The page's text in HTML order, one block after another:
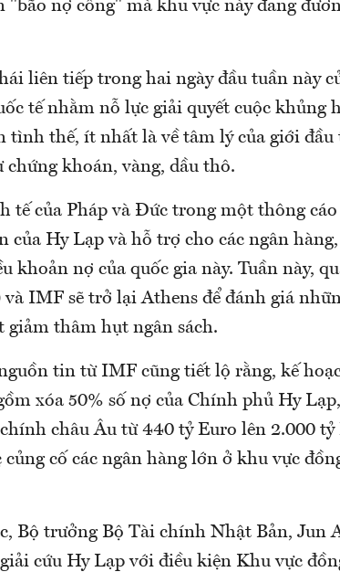
nợ công" mà khu vực này đang
liên tiếp trong hai ngày đầu tuần này
tế nhằm nỗ lực giải quyết cuộc khủng
tình thế, ít nhất là về tâm lý của giới đầu
khoán, vàng, dầu thô.
tế của Pháp và Đức trong một thông
của Hy Lạp và hỗ trợ cho các ngân
khoản nợ của quốc gia này. Tuần này,
IMF sẽ trở lại Athens để đánh giá
giảm thâm hụt ngân sách.
tin từ IMF cũng tiết lộ rằng, kế
xóa 50% số nợ của Chính phủ Hy
châu Âu từ 440 tỷ Euro lên 2.000 tỷ
cố các ngân hàng lớn ở khu vực
Bộ trưởng Bộ Tài chính Nhật Bản, Jun
cứu Hy Lạp với điều kiện Khu vực